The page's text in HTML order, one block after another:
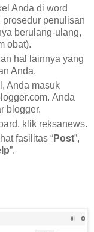
Anda di word
penulisan
berulang-ulang,
obat).
hal lainnya yang
Anda.
Anda masuk
Anda
blogger.
klik reksanews.
fasilitas “Post”,
”.